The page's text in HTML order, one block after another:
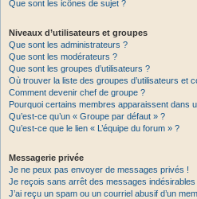
Que sont les icônes de sujet ?
Niveaux d’utilisateurs et groupes
Que sont les administrateurs ?
Que sont les modérateurs ?
Que sont les groupes d’utilisateurs ?
Où trouver la liste des groupes d’utilisateurs et
Comment devenir chef de groupe ?
Pourquoi certains membres apparaissent dans
Qu’est-ce qu’un « Groupe par défaut » ?
Qu’est-ce que le lien « L’équipe du forum » ?
Messagerie privée
Je ne peux pas envoyer de messages privés !
Je reçois sans arrêt des messages indésirables
J’ai reçu un spam ou un courriel abusif d’un